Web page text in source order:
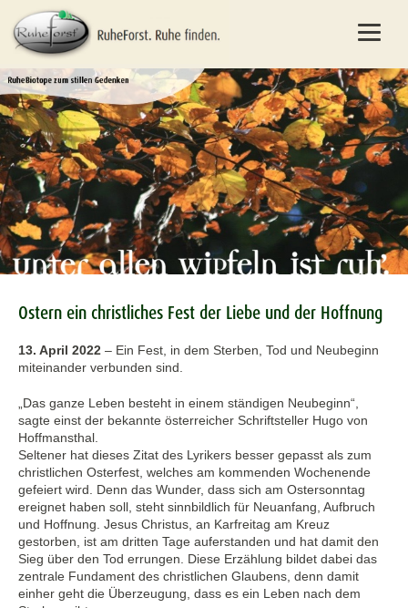
Ostern ein christliches Fest der Liebe und der Hoffnung
13. April 2022 – Ein Fest, in dem Sterben, Tod und Neubeginn
miteinander verbunden sind.
„Das ganze Leben besteht in einem ständigen Neubeginn“,
sagte einst der bekannte österreicher Schriftsteller Hugo von
Hoffmansthal.
Seltener hat dieses Zitat des Lyrikers besser gepasst als zum
christlichen Osterfest, welches am kommenden Wochenende
gefeiert wird. Denn das Wunder, dass sich am Ostersonntag
ereignet haben soll, steht sinnbildlich für Neuanfang, Aufbruch
und Hoffnung. Jesus Christus, an Karfreitag am Kreuz
gestorben, ist am dritten Tage auferstanden und hat damit den
Sieg über den Tod errungen. Diese Erzählung bildet dabei das
zentrale Fundament des christlichen Glaubens, denn damit
einher geht die Überzeugung, dass es ein Leben nach dem